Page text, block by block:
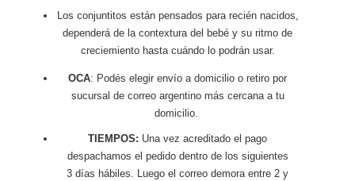
Los conjuntitos están pensados para recién nacidos,
dependerá de la contextura del bebé y su ritmo de
creciemiento hasta cuándo lo podrán usar.
OCA: Podés elegir envío a domicilio o retiro por
sucursal de correo argentino más cercana a tu
domicilio.
TIEMPOS: Una vez acreditado el pago
despachamos el pedido dentro de los siguientes
3 días hábiles. Luego el correo demora entre 2 y